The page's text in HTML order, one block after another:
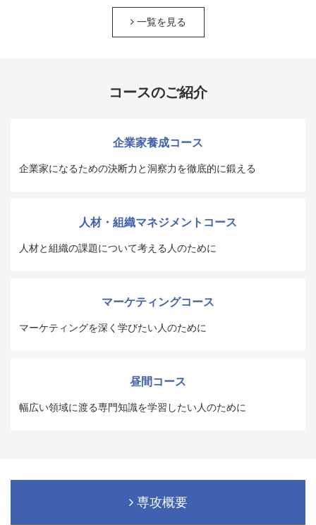
一覧を見る
コースのご紹介
企業家養成コース
企業家になるための決断力と洞察力を徹底的に鍛える
人材・組織マネジメントコース
人材と組織の課題について考える人のために
マーケティングコース
マーケティングを深く学びたい人のために
昼間コース
幅広い領域に渡る専門知識を学習したい人のために
専攻概要